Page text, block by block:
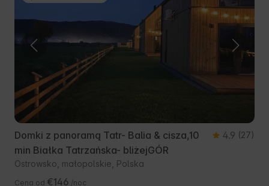
Domki z panoramą Tatr- Balia & cisza,10
min Białka Tatrzańska- bliżejGÓR
4.9 (27)
Ostrowsko, małopolskie, Polska
Cena od €146 /noc